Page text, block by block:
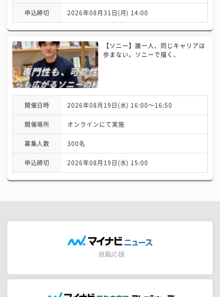
申込締切 2026年08月31日(月) 14:00
【ソニー】誰一人、同じキャリアは
歩まない。ソニーで描く、
開催日時 2026年08月19日(水) 16:00〜16:50
開催場所 オンラインにて実施
募集人数 300名
申込締切 2026年08月19日(水) 15:00